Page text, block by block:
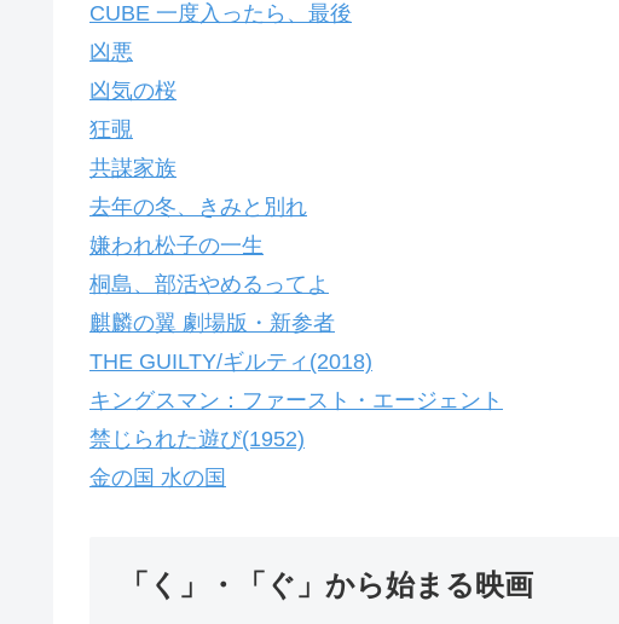
CUBE 一度入ったら、最後
凶悪
凶気の桜
狂覗
共謀家族
去年の冬、きみと別れ
嫌われ松子の一生
桐島、部活やめるってよ
麒麟の翼 劇場版・新参者
THE GUILTY/ギルティ(2018)
キングスマン：ファースト・エージェント
禁じられた遊び(1952)
金の国 水の国
「く」・「ぐ」から始まる映画